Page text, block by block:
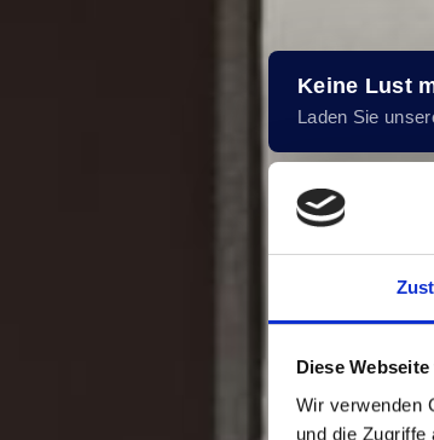
Keine Lust
Laden Sie
Diese
Wir verwenden
und die